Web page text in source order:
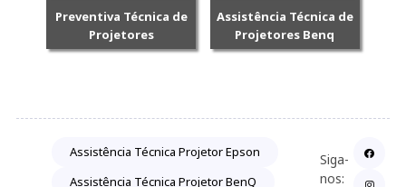
Preventiva Técnica de
Projetores
Assistência Técnica de
Projetores Benq
Assistência Técnica Projetor Epson
Assistência Técnica Projetor BenQ
Siga-
nos: